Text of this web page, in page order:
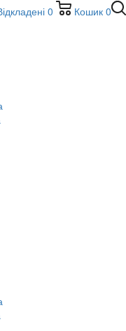
0 Кошик 0